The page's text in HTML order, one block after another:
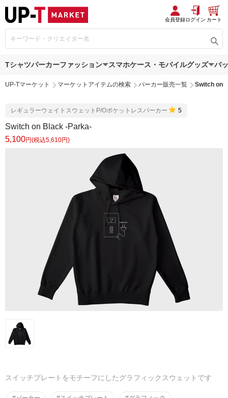
会員登録ログイン カート
Tシャツパーカーファッション スマホケース・モバイルグッズ バ
UP-Tマーケット マーケットアイテムの検索 パーカー販売一覧 Switch on
レギュラーウェイトスウェットP/Oポケットレスパーカー 5
Switch on Black -Parka-
5,100円(税込5,610円)
スイッチプレートをモチーフにしたグラフィックスウェットです